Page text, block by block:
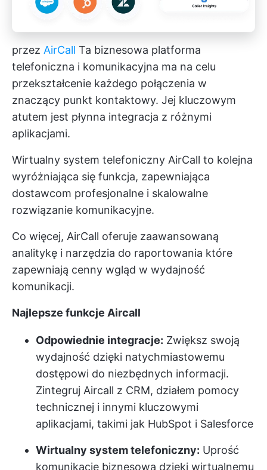
przez AirCall Ta biznesowa platforma
telefoniczna i komunikacyjna ma na celu
przekształcenie każdego połączenia w
znaczący punkt kontaktowy. Jej kluczowym
atutem jest płynna integracja z różnymi
aplikacjami.
Wirtualny system telefoniczny AirCall to kolejna
wyróżniająca się funkcja, zapewniająca
dostawcom profesjonalne i skalowalne
rozwiązanie komunikacyjne.
Co więcej, AirCall oferuje zaawansowaną
analitykę i narzędzia do raportowania które
zapewniają cenny wgląd w wydajność
komunikacji.
Najlepsze funkcje Aircall
Odpowiednie integracje: Zwiększ swoją
wydajność dzięki natychmiastowemu
dostępowi do niezbędnych informacji.
Zintegruj Aircall z CRM, działem pomocy
technicznej i innymi kluczowymi
aplikacjami, takimi jak HubSpot i Salesforce
Wirtualny system telefoniczny: Uprość
komunikację biznesową dzięki wirtualnemu